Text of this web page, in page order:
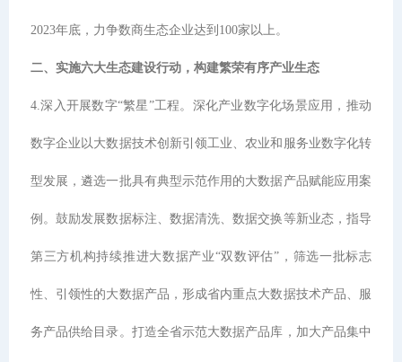
2023年底，力争数商生态企业达到100家以上。
二、实施六大生态建设行动，构建繁荣有序产业生态
4.深入开展数字“繁星”工程。深化产业数字化场景应用，推动
数字企业以大数据技术创新引领工业、农业和服务业数字化转
型发展，遴选一批具有典型示范作用的大数据产品赋能应用案
例。鼓励发展数据标注、数据清洗、数据交换等新业态，指导
第三方机构持续推进大数据产业“双数评估”，筛选一批标志
性、引领性的大数据产品，形成省内重点大数据技术产品、服
务产品供给目录。打造全省示范大数据产品库，加大产品集中